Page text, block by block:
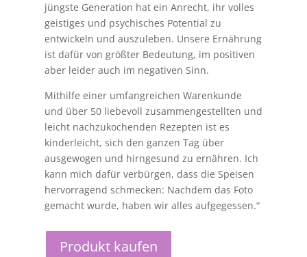
jüngste Generation hat ein Anrecht, ihr volles
geistiges und psychisches Potential zu
entwickeln und auszuleben. Unsere Ernährung
ist dafür von größter Bedeutung, im positiven
aber leider auch im negativen Sinn.
Mithilfe einer umfangreichen Warenkunde
und über 50 liebevoll zusammengestellten und
leicht nachzukochenden Rezepten ist es
kinderleicht, sich den ganzen Tag über
ausgewogen und hirngesund zu ernähren. Ich
kann mich dafür verbürgen, dass die Speisen
hervorragend schmecken: Nachdem das Foto
gemacht wurde, haben wir alles aufgegessen.“
Produkt kaufen